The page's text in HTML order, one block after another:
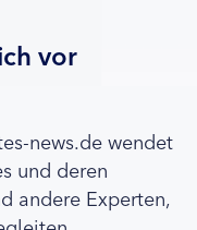
vor
news.de wendet
und deren
andere Experten,